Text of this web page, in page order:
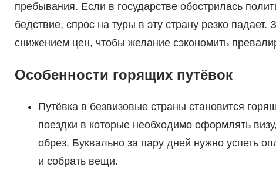
пребывания. Если в государстве обострилась
бедствие, спрос на туры в эту страну резко
снижением цен, чтобы желание сэкономить
Особенности горящих путёвок
Путёвка в безвизовые страны становится
поездки в которые необходимо оформлять
обрез. Буквально за пару дней нужно успеть
и собрать вещи.